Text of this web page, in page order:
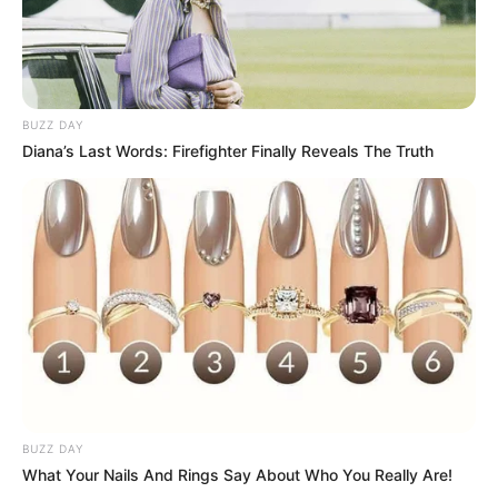
BUZZ DAY
Diana’s Last Words: Firefighter Finally Reveals The Truth
BUZZ DAY
What Your Nails And Rings Say About Who You Really Are!